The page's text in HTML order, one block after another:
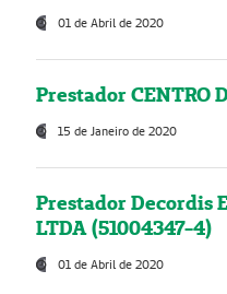
01 de Abril de 2020
Prestador CENTRO
15 de Janeiro de 2020
Prestador Decordis
LTDA (51004347-4)
01 de Abril de 2020